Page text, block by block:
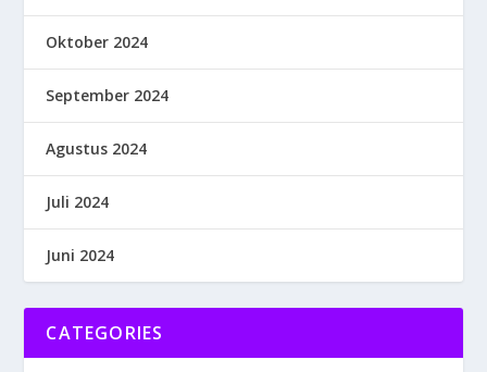
Oktober 2024
September 2024
Agustus 2024
Juli 2024
Juni 2024
CATEGORIES